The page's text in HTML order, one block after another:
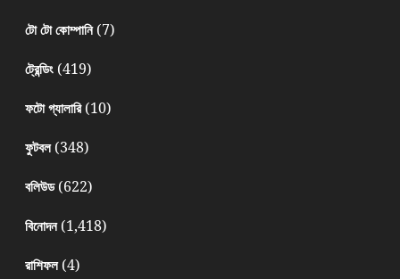
টো টো কোম্পানি(7)
ট্রেন্ডিং(419)
ফটো গ্যালারি(10)
ফুটবল(348)
বলিউড(622)
বিনোদন(1,418)
রাশিফল(4)